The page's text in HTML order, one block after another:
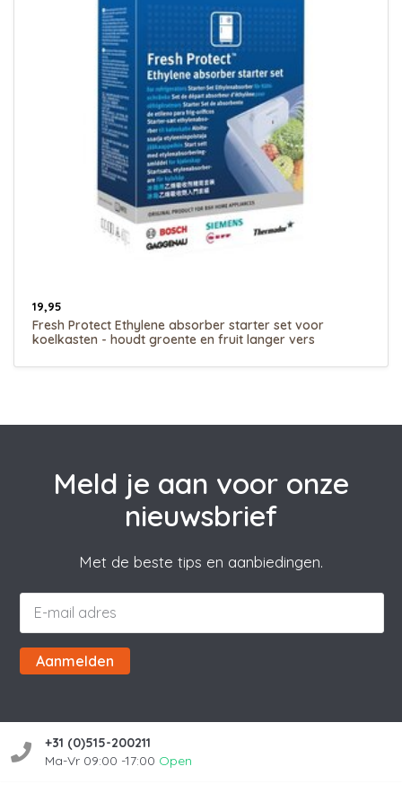
19,95
Fresh Protect Ethylene absorber starter set voor
koelkasten - houdt groente en fruit langer vers
Meld je aan voor onze
nieuwsbrief
Met de beste tips en aanbiedingen.
Aanmelden
+31 (0)515-200211
Ma-Vr 09:00 -17:00 Open